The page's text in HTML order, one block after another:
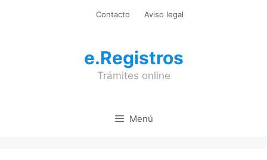
Contacto Aviso legal
e.Registros
Trámites online
Menú